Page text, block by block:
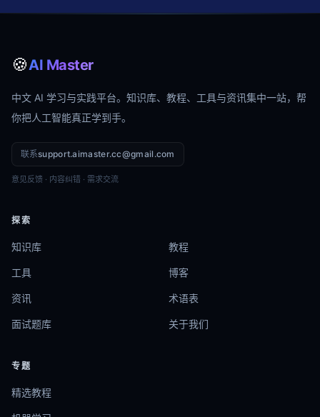
🍪AI Master
中文 AI 学习与实践平台。知识库、教程、工具与资讯集中一站，帮
你把人工智能真正学到手。
联系support.aimaster.cc@gmail.com
意见反馈 · 内容纠错 · 需求交流
探索
知识库 教程
工具 博客
资讯 术语表
面试题库 关于我们
专题
精选教程